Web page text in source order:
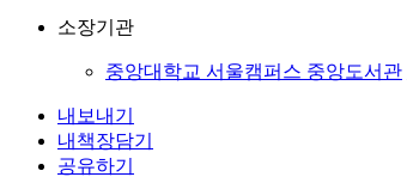
소장기관
중앙대학교 서울캠퍼스 중앙도서관
내보내기
내책장담기
공유하기